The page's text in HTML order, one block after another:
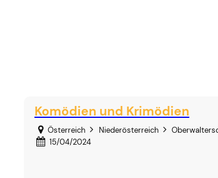
Komödien und Krimödien
Österreich Niederösterreich
15/04/2024